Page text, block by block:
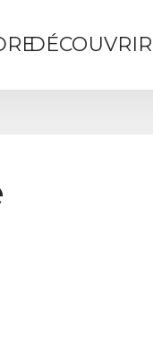
DÉCOUVRIR